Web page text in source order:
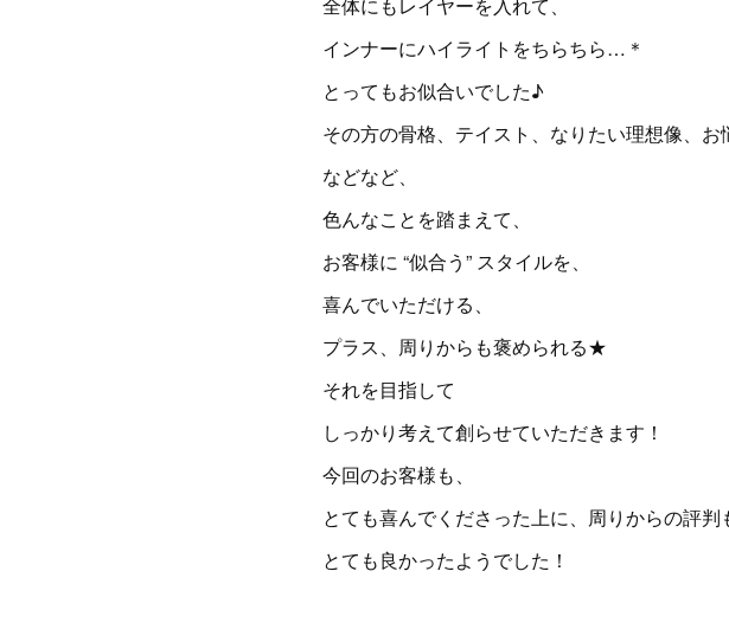
インナーにハイライトをちらちら…＊
とってもお似合いでした♪
その方の骨格、テイスト、なりたい理想像、
などなど、
色んなことを踏まえて、
お客様に “似合う” スタイルを、
喜んでいただける、
プラス、周りからも褒められる★
それを目指して
しっかり考えて創らせていただきます！
今回のお客様も、
とても喜んでくださった上に、周りからの評判
とても良かったようでした！